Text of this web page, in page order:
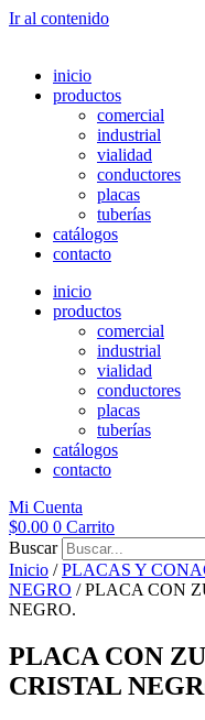
Ir al contenido
inicio
productos
comercial
industrial
vialidad
conductores
placas
tuberías
catálogos
contacto
inicio
productos
comercial
industrial
vialidad
conductores
placas
tuberías
catálogos
contacto
Mi Cuenta
$0.00 0 Carrito
Buscar
Inicio /PLACAS Y
NEGRO / PLACA CON
NEGRO.
PLACA CON
CRISTAL